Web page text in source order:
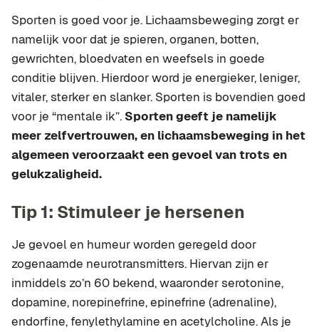
Sporten is goed voor je. Lichaamsbeweging zorgt er
namelijk voor dat je spieren, organen, botten,
gewrichten, bloedvaten en weefsels in goede
conditie blijven. Hierdoor word je energieker, leniger,
vitaler, sterker en slanker. Sporten is bovendien goed
voor je “mentale ik”. Sporten geeft je namelijk
meer zelfvertrouwen, en lichaamsbeweging in het
algemeen veroorzaakt een gevoel van trots en
gelukzaligheid.
Tip 1: Stimuleer je hersenen
Je gevoel en humeur worden geregeld door
zogenaamde neurotransmitters. Hiervan zijn er
inmiddels zo’n 60 bekend, waaronder serotonine,
dopamine, norepinefrine, epinefrine (adrenaline),
endorfine, fenylethylamine en acetylcholine. Als je